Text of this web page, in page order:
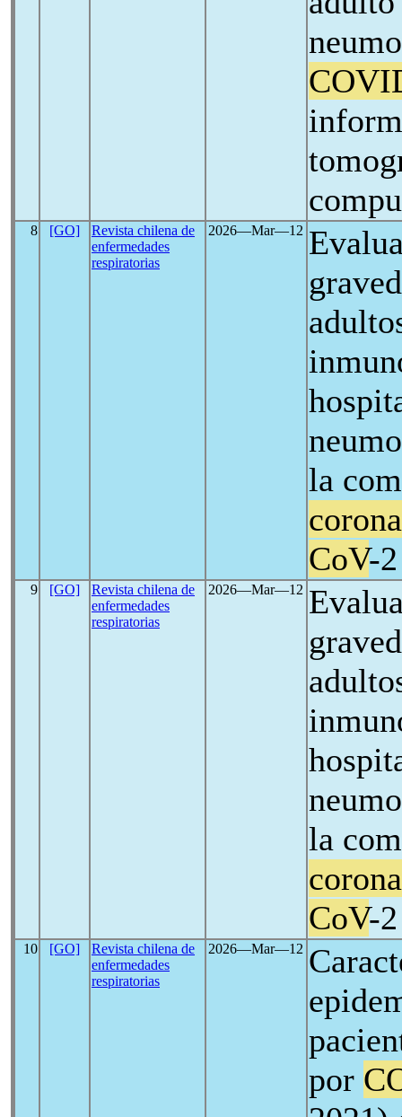
8 [GO]
Revista chilena de
enfermedades
respiratorias
2026―Mar―12
la
CoV-2
9 [GO]
Revista chilena de
enfermedades
respiratorias
2026―Mar―12
la
CoV-2
10 [GO]
Revista chilena de
enfermedades
respiratorias
2026―Mar―12
por